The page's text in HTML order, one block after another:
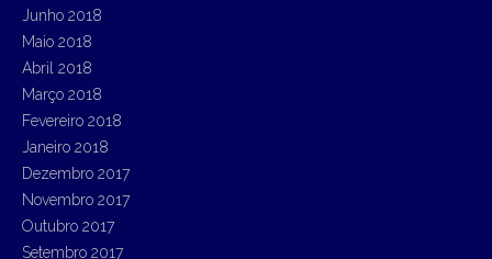
Junho 2018
Maio 2018
Abril 2018
Março 2018
Fevereiro 2018
Janeiro 2018
Dezembro 2017
Novembro 2017
Outubro 2017
Setembro 2017